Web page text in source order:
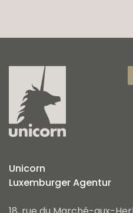
Unicorn
Luxemburger Agentur